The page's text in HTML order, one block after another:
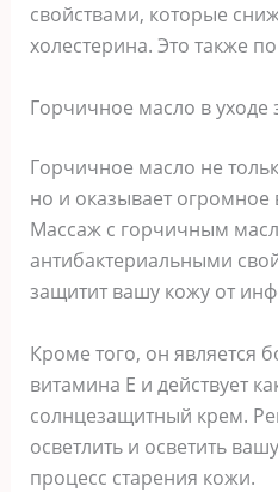
свойствами, которые
холестерина. Это также
Горчичное масло в уходе
Горчичное масло не
но и оказывает
Массаж с горчичным
антибактериальными
защитит вашу кожу от
Кроме того, он является
витамина Е и действует
солнцезащитный крем.
осветлить и осветить
процесс старения кожи.